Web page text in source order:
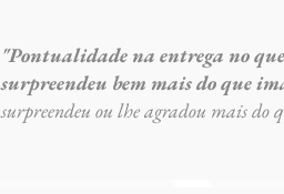
"Pontualidade na entrega no
surpreendeu bem mais do que
surpreendeu ou lhe agradou mais do